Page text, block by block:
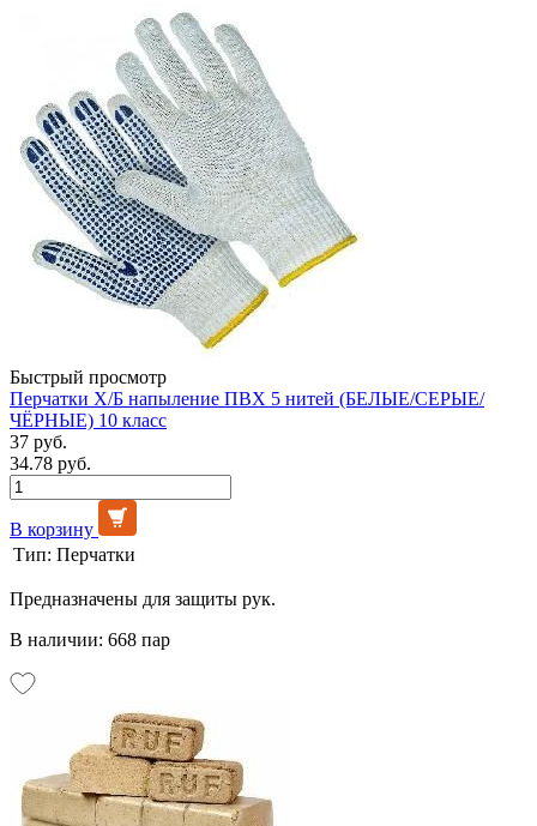
Быстрый просмотр
Перчатки Х/Б напыление ПВХ 5 нитей (БЕЛЫЕ/СЕРЫЕ/
ЧЁРНЫЕ) 10 класс
37 руб.
34.78 руб.
В корзину
Тип: Перчатки
Предназначены для защиты рук.
В наличии: 668 пар